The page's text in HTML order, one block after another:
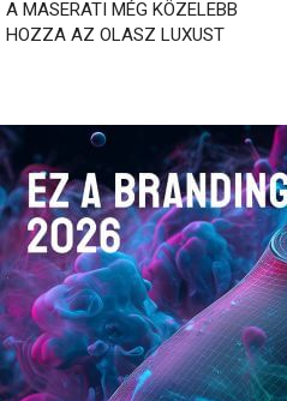
A MASERATI MÉG KÖZELEBB
HOZZA AZ OLASZ LUXUST